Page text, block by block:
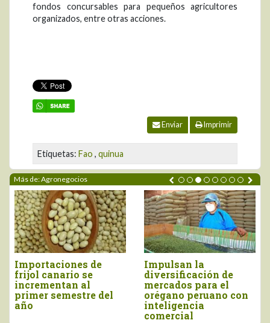
fondos concursables para pequeños agricultores
organizados, entre otras acciones.
Enviar Imprimir
Etiquetas: Fao , quinua
Más de: Agronegocios
Importaciones de
frijol canario se
incrementan al
primer semestre del
año
Impulsan la
diversificación de
mercados para el
orégano peruano con
inteligencia
comercial